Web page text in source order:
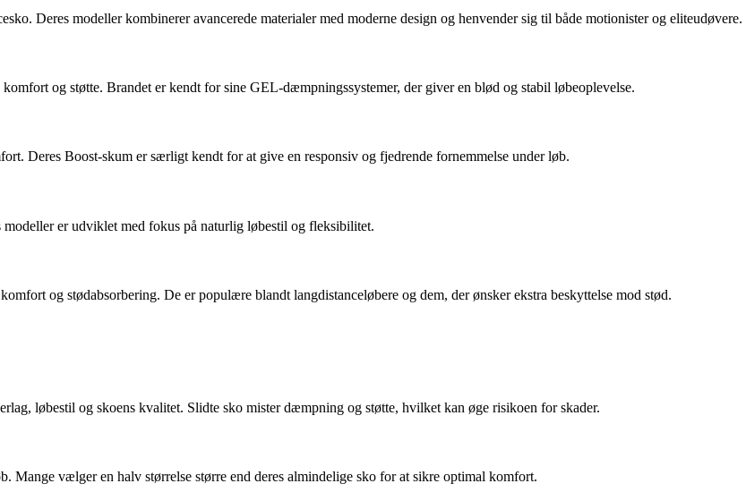
Deres modeller kombinerer avancerede materialer med moderne design og henvender sig til både motionister og eliteudøvere.
og støtte. Brandet er kendt for sine GEL-dæmpningssystemer, der giver en blød og stabil løbeoplevelse.
Deres Boost-skum er særligt kendt for at give en responsiv og fjedrende fornemmelse under løb.
er udviklet med fokus på naturlig løbestil og fleksibilitet.
og stødabsorbering. De er populære blandt langdistanceløbere og dem, der ønsker ekstra beskyttelse mod stød.
løbestil og skoens kvalitet. Slidte sko mister dæmpning og støtte, hvilket kan øge risikoen for skader.
Mange vælger en halv størrelse større end deres almindelige sko for at sikre optimal komfort.